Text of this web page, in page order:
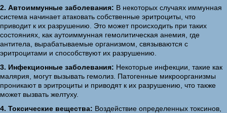
2. Автоиммунные заболевания: В некоторых случаях иммунная
система начинает атаковать собственные эритроциты, что
приводит к их разрушению. Это может происходить при таких
состояниях, как аутоиммунная гемолитическая анемия, где
антитела, вырабатываемые организмом, связываются с
эритроцитами и способствуют их разрушению.
3. Инфекционные заболевания: Некоторые инфекции, такие как
малярия, могут вызывать гемолиз. Патогенные микроорганизмы
проникают в эритроциты и приводят к их разрушению, что также
может вызвать желтуху.
4. Токсические вещества: Воздействие определенных токсинов,